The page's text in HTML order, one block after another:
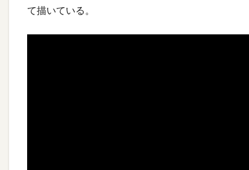
て描いている。